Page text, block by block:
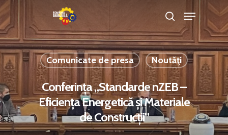
Hit enter to search or ESC to close
Comunicate de presa Noutăţi
Conferința „Standarde nZEB –
Eficiența Energetică și Materiale
de Construcții”